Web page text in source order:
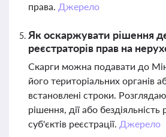
права. Джерело
Як оскаржувати рішення
реєстраторів прав на
Скарги можна подавати до
його територіальних органів
встановлені строки.
рішення, дії або бездіяльність
суб'єктів реєстрації. Джерело